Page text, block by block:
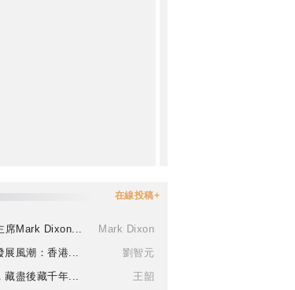
在線投稿+
席Mark Dixon...
Mark Dixon
展風潮：香港...
劉智元
藏盡後藏千年...
王韶